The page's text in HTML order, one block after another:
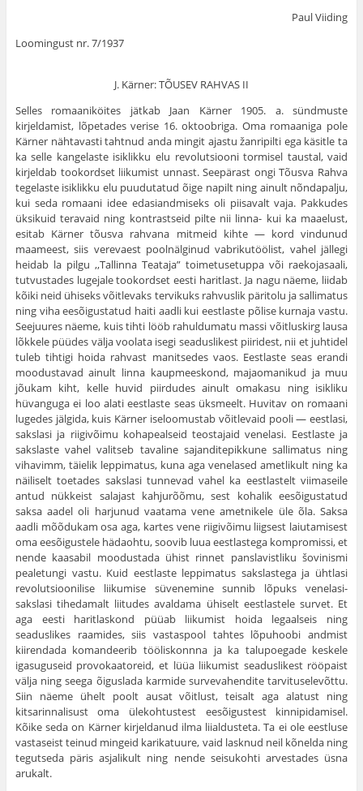
Paul Viiding
Loomingust nr. 7/1937
J. Kärner: TÕUSEV RAHVAS II
Selles
romaaniköites jätkab Jaan Kärner 1905. a. sündmuste
kirjeldamist, lõpetades verise 16. oktoobriga. Oma romaaniga pole
Kärner nähtavasti tahtnud anda mingit ajastu žanripilti ega käsitle ta
ka selle kange­laste isiklikku elu revolutsiooni tormisel taustal, vaid
kirjeldab tookordset liikumist unnast. Seepärast ongi Tõusva Rahva
tegelaste isiklikku elu puudutatud õige napilt ning ainult nõndapalju,
kui seda romaani idee edasiandmiseks oli piisavalt vaja. Pakkudes
üksikuid teravaid ning kontrastseid pilte nii linna- kui ka maaelust,
esitab Kärner tõusva rah­vana mitmeid kihte — kord vindunud
maameest, siis verevaest poolnälginud vabrikutöölist, vahel jällegi
hei­dab la pilgu ,,Tallinna Teataja” toimetusetuppa või raekojasaali,
tutvustades lugejale tookordset eesti harit­last. Ja nagu näeme, liidab
kõiki neid ühiseks võitle­vaks tervikuks rahvuslik päritolu ja sallimatus
ning viha eesõigustatud haiti aadli kui eestlaste põlise kur­naja vastu.
Seejuures näeme, kuis tihti lööb rahuldu­matu massi võitluskirg lausa
lõkkele püüdes välja voo­lata isegi seaduslikest piiridest, nii et juhtidel
tuleb tih­tigi hoida rahvast manitsedes vaos. Eestlaste seas erandi
moodustavad ainult linna kaupmeeskond, maja­omanikud ja muu
jõukam kiht, kelle huvid piirdudes ainult omakasu ning isikliku
hüvanguga ei loo alati eestlaste seas üksmeelt. Huvitav on romaani
lugedes jälgida, kuis Kärner iseloomustab võitlevaid pooli — eestlasi,
sakslasi ja riigivõimu kohapealseid teostajaid venelasi. Eestlaste ja
sakslaste vahel valitseb tavaline sajanditepikkune sallimatus ning
vihavimm, täielik leppimatus, kuna aga venelased ametlikult ning ka
näiliselt toetades sakslasi tunnevad vahel ka eestlastelt viimaseile
antud nükkeist salajast kahjurõõmu, sest kohalik eesõigustatud
saksa aadel oli harjunud vaatama vene ametnikele üle õla. Saksa
aadli mõõdukam osa aga, kartes vene riigivõimu liigsest laiutamisest
oma eesõigustele hädaohtu, soovib luua eestlastega kompromissi, et
nende kaasabil moodus­tada ühist rinnet panslavistliku šovinismi
pealetungi vastu. Kuid eestlaste leppimatus sakslastega ja ühtlasi
revolutsioonilise liikumise süvenemine sunnib lõpuks venelasi-
sakslasi tihedamalt liitudes avaldama ühiselt eestlastele survet. Et
aga eesti haritlaskond püüab liiku­mist hoida legaalseis ning
seaduslikes raamides, siis vas­taspool tahtes lõpuhoobi andmist
kiirendada komandeerib tööliskonnna ja ka talupoegade keskele
igasuguseid provokaatoreid, et lüüa liikumist seaduslikest rööpaist
välja ning seega õiguslada karmide survevahendite tarvituselevõttu.
Siin näeme ühelt poolt ausat võitlust, teisalt aga alatust ning
kitsarinnalisust oma ülekohtustest ees­õigustest kinnipidamisel.
Kõike seda on Kärner kirjel­danud ilma liialdusteta. Ta ei ole eestluse
vastaseist teinud mingeid karikatuure, vaid lasknud neil kõnelda ning
tegutseda päris asjalikult ning nende seisukohti arvestades üsna
arukalt.